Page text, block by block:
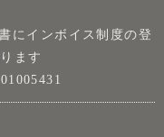
にインボイス制度の登
ます